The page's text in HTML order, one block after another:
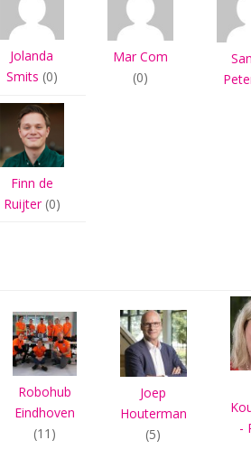
Jolanda
Smits (0)
Mar Com
(0)
Finn de
Ruijter(0)
Robohub
Eindhoven
(11)
Joep
Houterman
(5)
-